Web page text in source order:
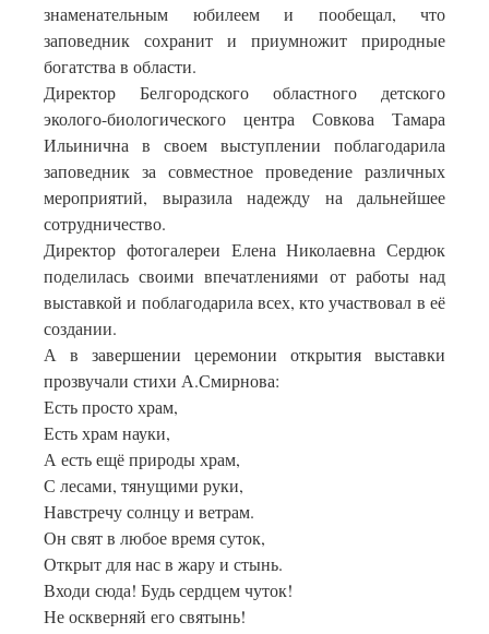
знаменательным юбилеем и пообещал, что
заповедник сохранит и приумножит природные
богатства в области.
Директор Белгородского областного детского
эколого-биологического центра Совкова Тамара
Ильинична в своем выступлении поблагодарила
заповедник за совместное проведение различных
мероприятий, выразила надежду на дальнейшее
сотрудничество.
Директор фотогалереи Елена Николаевна Сердюк
поделилась своими впечатлениями от работы над
выставкой и поблагодарила всех, кто участвовал в её
создании.
А в завершении церемонии открытия выставки
прозвучали стихи А.Смирнова:
Есть просто храм,
Есть храм науки,
А есть ещё природы храм,
С лесами, тянущими руки,
Навстречу солнцу и ветрам.
Он свят в любое время суток,
Открыт для нас в жару и стынь.
Входи сюда! Будь сердцем чуток!
Не оскверняй его святынь!